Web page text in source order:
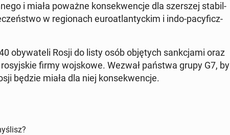
i miała poważne kon­se­kwen­cje dla szer­szej sta­bil­
w re­gio­nach eu­ro­atlan­tyc­kim i indo-pa­cy­ficz­
oby­wa­te­li Rosji do listy osób ob­ję­tych sank­cja­mi oraz
firmy woj­sko­we. Wezwał państwa grupy G7, by
będzie miała dla niej kon­se­kwen­cje.